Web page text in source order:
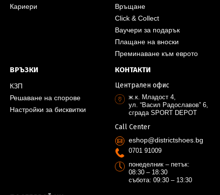
Кариери
Връщане
Click & Collect
Ваучери за подарък
Плащане на вноски
Преминаване към еврото
ВРЪЗКИ
КЗП
Решаване на спорове
Настройки за бисквитки
КОНТАКТИ
Централен офис
ж.к. Младост 4,
ул. “Васил Радославов” 6,
сграда SPORT DEPOT
Call Center
eshop@districtshoes.bg
0701 91009
понеделник – петък:
08:30 – 18:30
събота: 09:30 – 13:30